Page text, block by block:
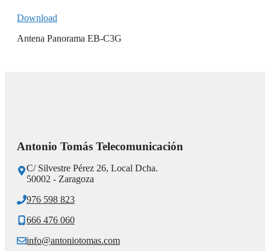
Download
Antena Panorama EB-C3G
Antonio Tomás Telecomunicación
C/ Silvestre Pérez 26, Local Dcha.
50002 - Zaragoza
976 598 823
666 476 060
info@antoniotomas.com